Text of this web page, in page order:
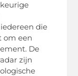
die
om een
De
zijn